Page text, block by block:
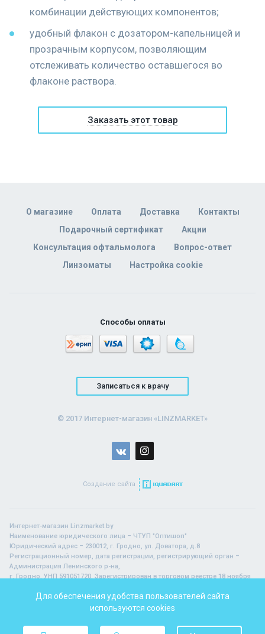
комбинации действующих компонентов;
удобный флакон с дозатором-капельницей и
прозрачным корпусом, позволяющим
отслеживать количество оставшегося во
флаконе раствора.
Заказать этот товар
О магазине Оплата Доставка
Контакты
Подарочный сертификат
Акции
Консультация офтальмолога
Вопрос-ответ
Линзоматы
Настройка cookie
Способы оплаты
Записаться к врачу
© 2017 Интернет-магазин «LINZMARKET»
Создание сайта
Интернет-магазин Linzmarket.by
Наименование юридического лица – ЧТУП "Оптишоп"
Юридический адрес – 230012, г. Гродно, ул. Доватора, д.8
Регистрационный номер, дата регистрации, регистрирующий орган –
Администрация Ленинского р-на,
г. Гродно, УНП 591051720. Зарегистрирован в торговом реестре 18 ноября
В торговом реестре с 18 ноября 2015 г.
Часы работы: Заказ онлайн – 24 часа
Для обеспечения удобства пользователей сайта
используются cookies